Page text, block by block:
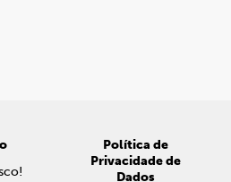
Política de
Privacidade de
Dados